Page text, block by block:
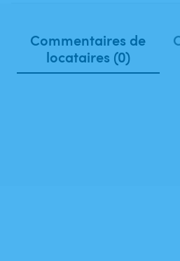
Commentaires de
locataires (0)